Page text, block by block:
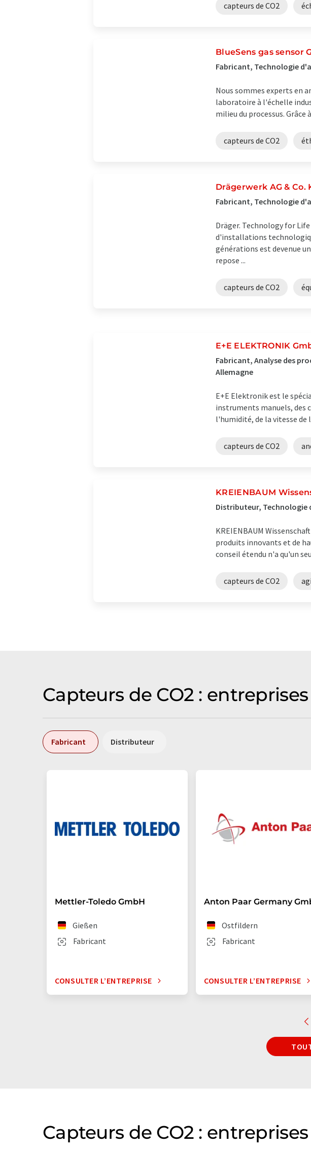
capteurs de CO2
BlueSens gas sensor
Fabricant, Technologie
Nous sommes experts en
laboratoire à l'échelle
milieu du processus. Grâce
capteurs de CO2
Drägerwerk AG & Co.
Fabricant, Technologie
Dräger. Technology for
d'installations
générations est devenue
repose ...
capteurs de CO2
E+E ELEKTRONIK
Fabricant, Analyse des
Allemagne
E+E Elektronik est le
instruments manuels, des
l'humidité, de la vitesse de
capteurs de CO2
KREIENBAUM
Distributeur, Technologie
KREIENBAUM
produits innovants et de
conseil étendu n'a qu'un
capteurs de CO2
Capteurs de CO2 :
Fabricant Distributeur
Mettler-Toledo GmbH
Fabricant
Gießen
CONSULTER L’ENTREPRISE
Anton Paar Germany
Fabricant
Ostfildern
CONSULTER L’ENTREPRISE
Capteurs de CO2 :